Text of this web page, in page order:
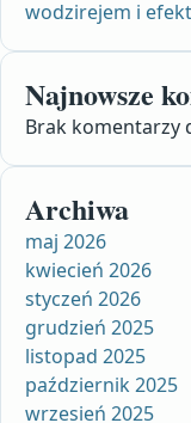
wodzirejem i
Najnowsze
Brak komentarzy
Archiwa
maj 2026
kwiecień 2026
styczeń 2026
grudzień 2025
listopad 2025
październik 2025
wrzesień 2025